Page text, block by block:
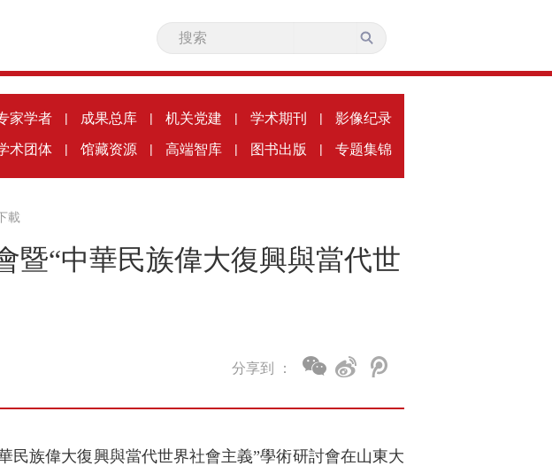
家学者 | 成果总库 | 机关党建 | 学术期刊 | 影像纪录
术团体 | 馆藏资源 | 高端智库 | 图书出版 | 专题集锦
載
暨“中華民族偉大復興與當代世
分享到 ：
民族偉大復興與當代世界社會主義”學術研討會在山東大